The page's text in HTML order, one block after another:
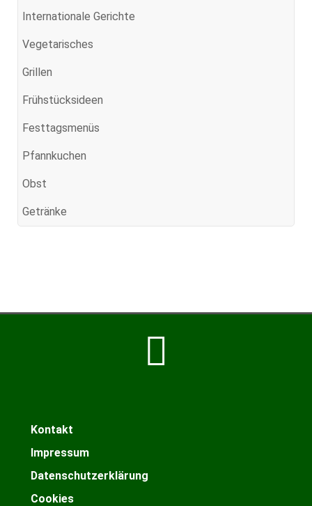
Internationale Gerichte
Vegetarisches
Grillen
Frühstücksideen
Festtagsmenüs
Pfannkuchen
Obst
Getränke
Kontakt
Impressum
Datenschutzerklärung
Cookies